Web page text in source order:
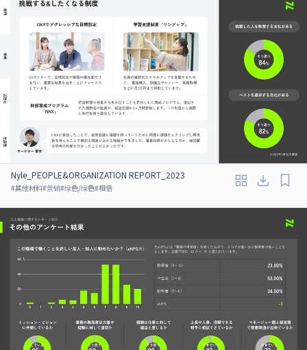
Nyle_PEOPLE&ORGANIZATION REPORT_2023
#其他材料#营销#绿色/绿色#相信